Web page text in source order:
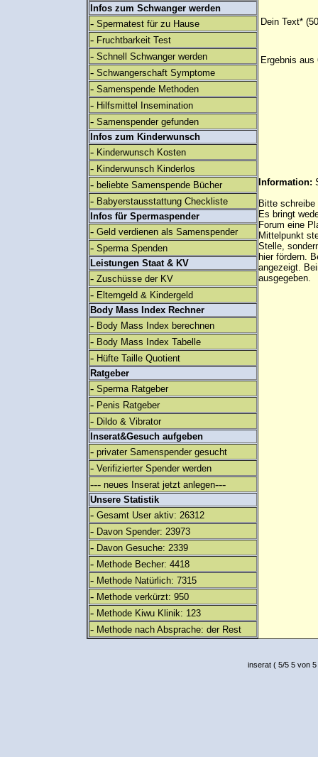
Infos zum Schwanger werden
- Spermatest für zu Hause
- Fruchtbarkeit Test
- Schnell Schwanger werden
- Schwangerschaft Symptome
- Samenspende Methoden
- Hilfsmittel Insemination
- Samenspender gefunden
Infos zum Kinderwunsch
- Kinderwunsch Kosten
- Kinderwunsch Kinderlos
- beliebte Samenspende Bücher
- Babyerstausstattung Checkliste
Infos für Spermaspender
- Geld verdienen als Samenspender
- Sperma Spenden
Leistungen Staat & KV
- Zuschüsse der KV
- Elterngeld & Kindergeld
Body Mass Index Rechner
- Body Mass Index berechnen
- Body Mass Index Tabelle
- Hüfte Taille Quotient
Ratgeber
- Sperma Ratgeber
- Penis Ratgeber
- Dildo & Vibrator
Inserat&Gesuch aufgeben
- privater Samenspender gesucht
- Verifizierter Spender werden
--- neues Inserat jetzt anlegen---
Unsere Statistik
- Gesamt User aktiv: 26312
- Davon Spender: 23973
- Davon Gesuche: 2339
- Methode Becher: 4418
- Methode Natürlich: 7315
- Methode verkürzt: 950
- Methode Kiwu Klinik: 123
- Methode nach Absprache: der Rest
Dein Text*
Ergebnis aus
Information:
Bitte
Es bringt
Forum eine
Mittelpunkt
Stelle,
hier fördern.
angezeigt.
ausgegeben.
inserat( 5/5 5 von 5